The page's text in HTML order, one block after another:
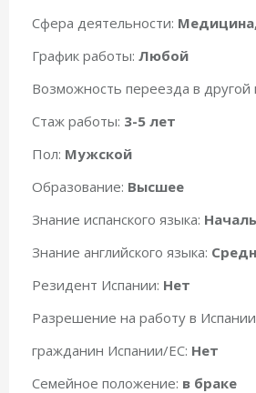
Сфера деятельности:
График работы: Любой
Возможность переезда в другой
Стаж работы: 3-5 лет
Пол: Мужской
Образование: Высшее
Знание испанского языка:
Знание английского языка:
Резидент Испании: Нет
Разрешение на работу в
гражданин Испании/ЕС: Нет
Семейное положение: в браке